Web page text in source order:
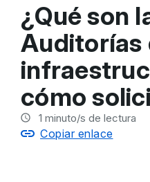
¿Qué son
Auditorías
cómo
1 minuto/s de lectura
Copiar enlace